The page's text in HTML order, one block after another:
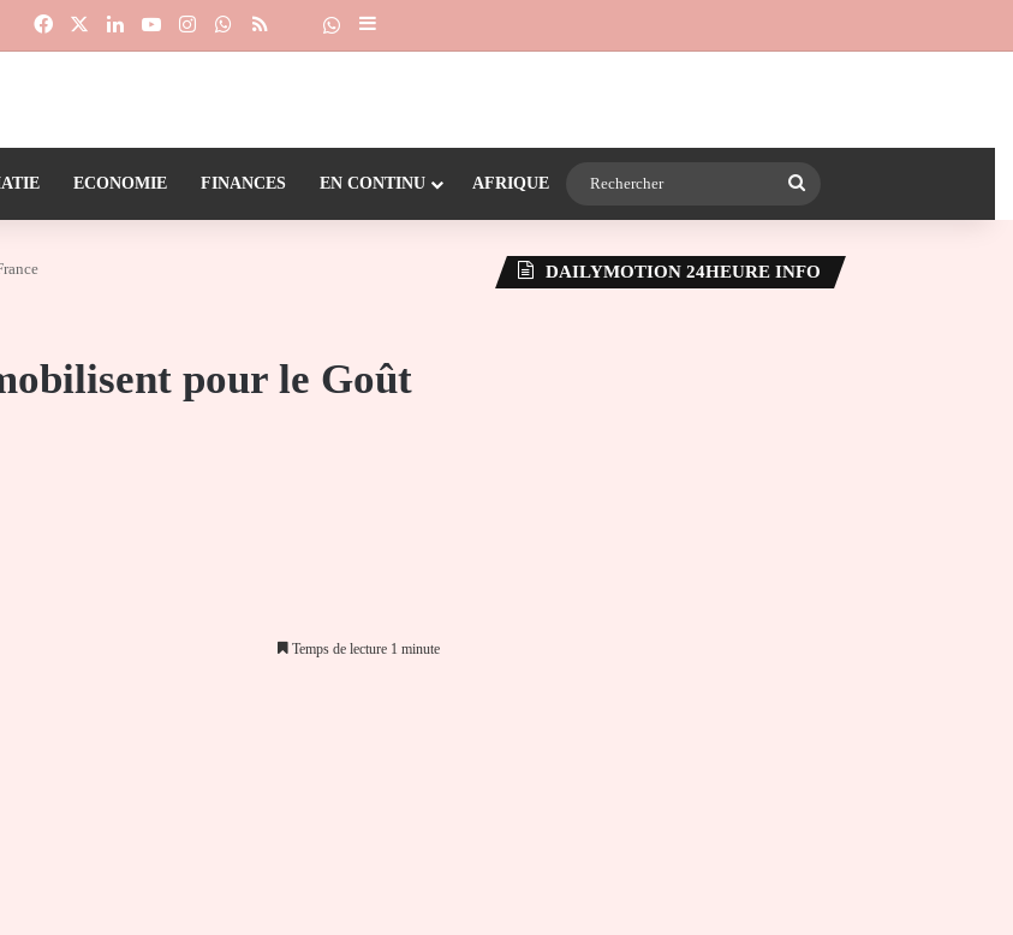
FacebookLinkedinYouTubeInstagramWhatsApp
RSS Dailymotion
Suivre la chaîne 24heureinfo sur WhatsApp
Sidebar (barre latérale)
ECONOMIE FINANCES EN CONTINU AFRIQUE
pour le Goût
Temps de lecture 1 minute
DAILYMOTION 24HEURE INFO